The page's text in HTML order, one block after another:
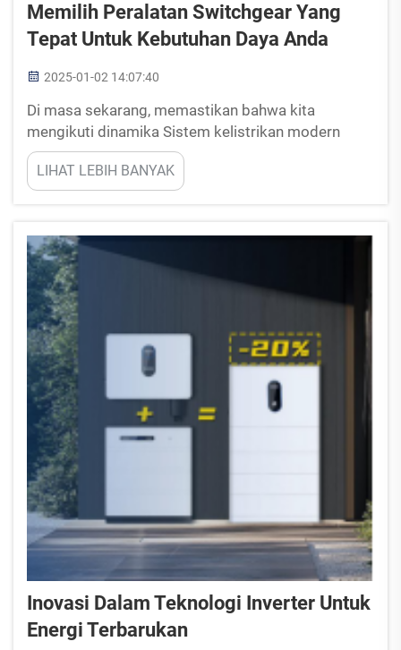
Memilih Peralatan Switchgear Yang
Tepat Untuk Kebutuhan Daya Anda
2025-01-02 14:07:40
Di masa sekarang, memastikan bahwa kita
mengikuti dinamika Sistem kelistrikan modern
adalah hal yang mendasar. Salah satu poin penting
dalam menegakkan standar kelistrikan tersebut
adalah penggunaan peralatan sakelar yang tepat.
LIHAT LEBIH BANYAK
Inovasi Dalam Teknologi Inverter Untuk
Energi Terbarukan